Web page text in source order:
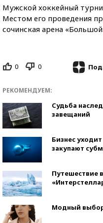
Мужской хоккейный
Местом его проведения
сочинская арена
0 0
РЕКОМЕНДУЕМ:
Судьба
завещаний
Бизнес
закупают
Путешествие
Модный